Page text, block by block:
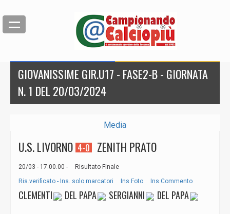
GIOVANISSIME GIR.U17 - FASE2-B - GIORNATA
N. 1 DEL 20/03/2024
Media
U.S. LIVORNO 4-0 ZENITH PRATO
20/03 - 17.00.00 -
Risultato Finale
Ris.verificato - Ins. solo marcatori
Ins.Foto Ins.Commento
CLEMENTI DEL PAPA SERGIANNI DEL PAPA